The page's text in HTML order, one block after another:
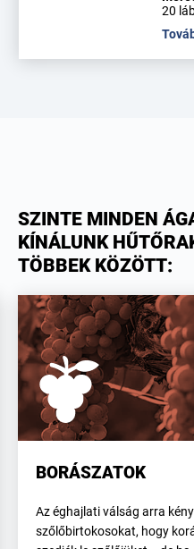
20
SZINTE MINDEN
KÍNÁLUNK
TÖBBEK KÖZÖTT:
BORÁSZATOK
Az éghajlati válság arra
szőlőbirtokosokat, hogy